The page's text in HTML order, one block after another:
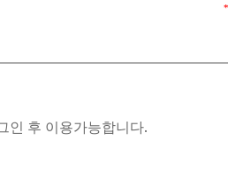
인 후 이용가능합니다.